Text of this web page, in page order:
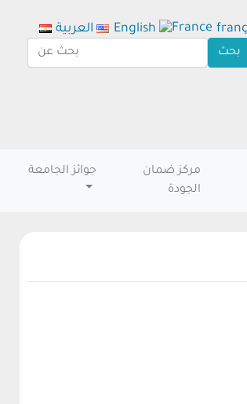
مركز ضمان
الجودة
جوائز الجامعة
العربية English